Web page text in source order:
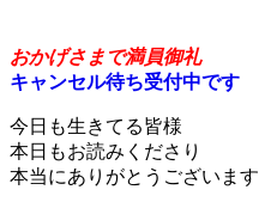
おかげさまで満員御礼
キャンセル待ち受付中です
今日も生きてる皆様
本日もお読みくださり
本当にありがとうございます